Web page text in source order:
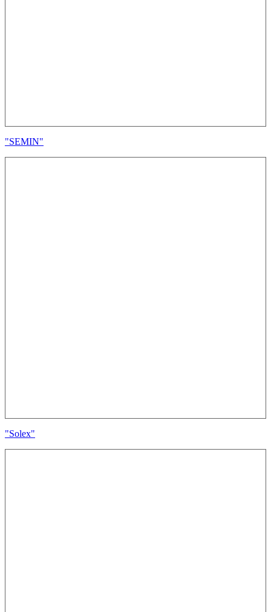
"SEMIN"
"Solex"